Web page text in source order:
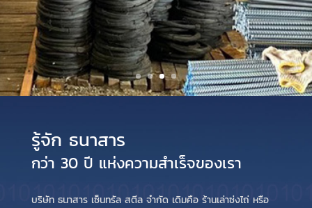
รู้จัก ธนาสาร
กว่า 30 ปี แห่งความสำเร็จของเรา
บริษัท ธนาสาร เซ็นทรัล สตีล จำกัด เดิมคือ ร้านเล่าซ่งไถ่ หรือ